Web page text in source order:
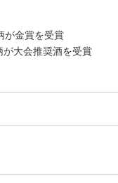
が金賞を受賞
が大会推奨酒を受賞